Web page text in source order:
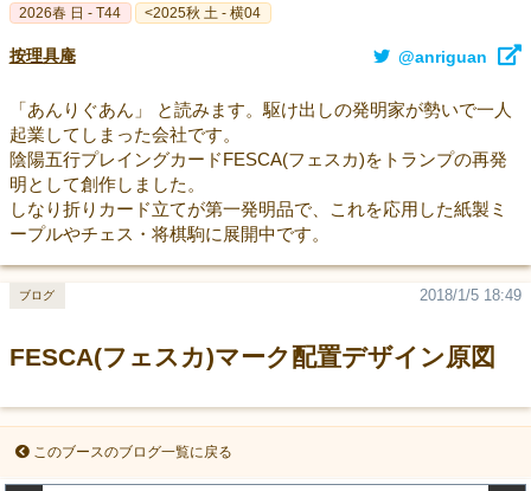
2026春 日 - T44 <2025秋 土 - 横04
按理具庵 @anriguan
「あんりぐあん」 と読みます。駆け出しの発明家が勢いで一人
起業してしまった会社です。
陰陽五行プレイングカードFESCA(フェスカ)をトランプの再発
明として創作しました。
しなり折りカード立てが第一発明品で、これを応用した紙製ミ
ープルやチェス・将棋駒に展開中です。
FESCA(フェスカ)マーク配置デザイン原図
2018/1/5 18:49
ブログ
このブースのブログ一覧に戻る